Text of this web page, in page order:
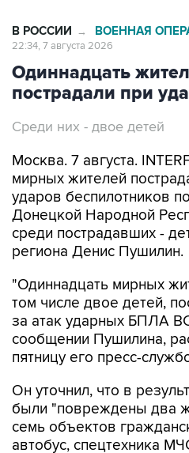
Одиннадцать
пострадали при
Среди них - двое детей
Москва. 7 августа.
ударов беспилотников
Донецкой Народной
среди пострадавших -
региона Денис Пушилин.
"Одиннадцать мирных
за атак ударных БПЛА
сообщении Пушилина,
пятницу его пресс-
Он уточнил, что в
семь объектов
автобус, спецтехника
автомобиля в городских
Горловка, Мариуполь,